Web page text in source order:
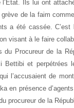
Ils lui ont
de la faim
a été cassée.
visant à le faire
du Procureur de la
Bettibi et
l’accusaient de
en présence
procureur de la